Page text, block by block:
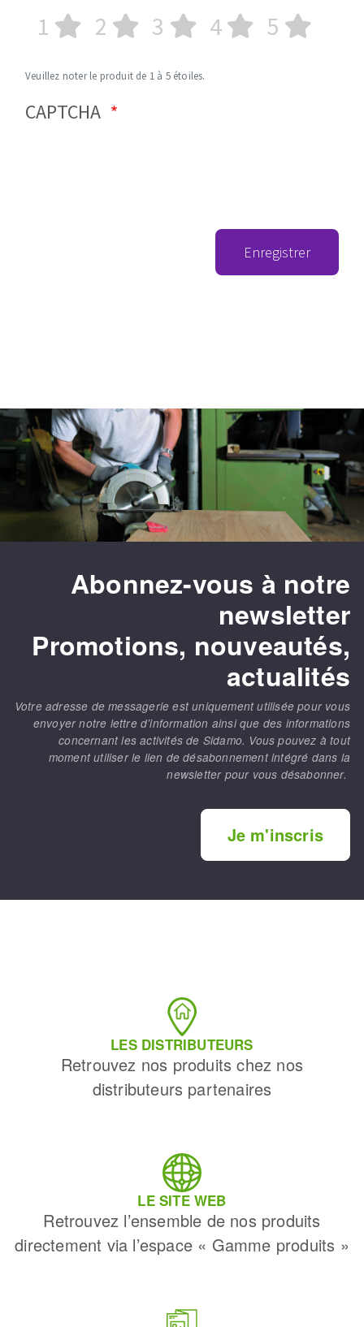
1 2 3 4 5
Veuillez noter le produit de 1 à 5 étoiles.
CAPTCHA
Enregistrer
Abonnez-vous à notre
newsletter
Promotions, nouveautés,
actualités
Votre adresse de messagerie est uniquement utilisée pour vous
envoyer notre lettre d’information ainsi que des informations
concernant les activités de Sidamo. Vous pouvez à tout
moment utiliser le lien de désabonnement intégré dans la
newsletter pour vous désabonner.
Je m'inscris
LES DISTRIBUTEURS
Retrouvez nos produits chez nos
distributeurs partenaires
LE SITE WEB
Retrouvez l’ensemble de nos produits
directement via l’espace « Gamme produits »